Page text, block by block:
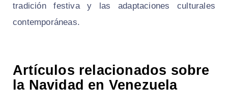
tradición festiva y las adaptaciones culturales
contemporáneas.
Artículos relacionados sobre
la Navidad en Venezuela